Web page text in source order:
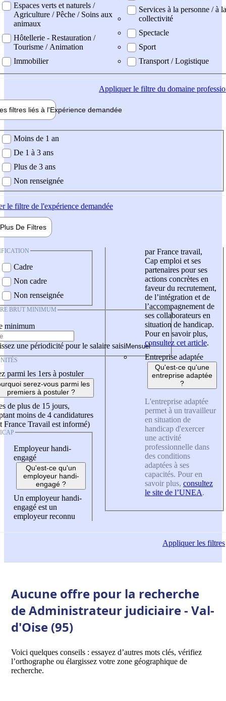
Espaces verts et naturels /
Agriculture / Pêche / Soins aux
animaux
Hôtellerie - Restauration /
Tourisme / Animation
Immobilier
Services à la personne / à la
collectivité
Spectacle
Sport
Transport / Logistique
Appliquerle filtre du domaine
filtres liés à l'Expérience demandée
demandée
Moins de 1 an
De 1 à 3 ans
Plus de 3 ans
Non renseignée
le filtre de l'expérience demandée
Plus De Filtres
Cadre
Non cadre
Non renseignée
BRUT MINIMUM
minimum
une périodicité pour le salaire saisi
parmi les 1ers à postuler
serez-vous parmi les
premiers à postuler ?
de plus de 15 jours,
moins de 4 candidatures
France Travail est informé)
Employeur handi-
engagé
Qu'est-ce qu'un
employeur handi-
engagé ?
Un employeur handi-
engagé est un
employeur reconnu
par France travail,
Cap emploi et ses
partenaires pour ses
actions concrètes en
faveur du recrutement,
de l’intégration et de
l’accompagnement de
ses collaborateurs en
situation de handicap.
Pour en savoir plus,
consultez cet article.
Entreprise adaptée
Qu'est-ce qu'une
entreprise adaptée
?
L'entreprise adaptée
permet à un travailleur
en situation de
handicap d'exercer
une activité
professionnelle dans
des conditions
adaptées à ses
capacités. Pour en
savoir plus, consultez
le site de l’UNEA.
Appliquerles filtres
Aucune offre pour la recherche
de Administrateur judiciaire - Val-
d'Oise (95)
Voici quelques conseils : essayez d’autres mots clés, vérifiez
l’orthographe ou élargissez votre zone géographique de
recherche.